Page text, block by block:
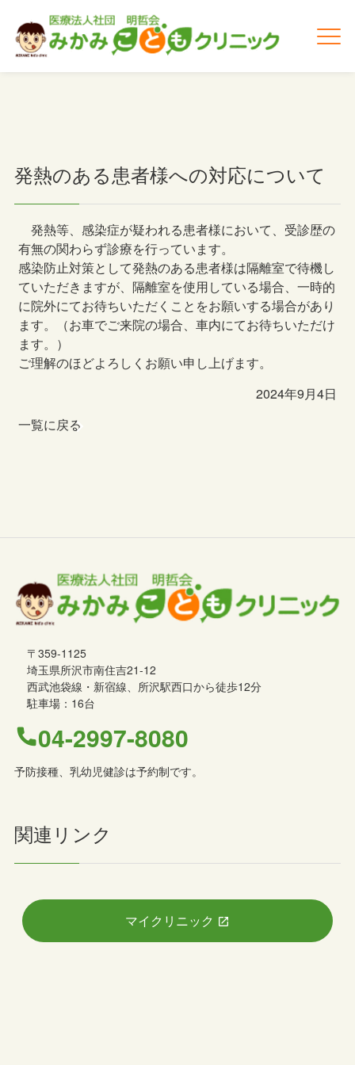
発熱のある患者様への対応について
発熱等、感染症が疑われる患者様において、受診歴の
有無の関わらず診療を行っています。
感染防止対策として発熱のある患者様は隔離室で待機し
ていただきますが、隔離室を使用している場合、一時的
に院外にてお待ちいただくことをお願いする場合があり
ます。（お車でご来院の場合、車内にてお待ちいただけ
ます。）
ご理解のほどよろしくお願い申し上げます。
2024年9月4日
一覧に戻る
〒359-1125
埼玉県所沢市南住吉21-12
西武池袋線・新宿線、所沢駅西口から徒歩12分
駐車場：16台
04-2997-8080
予防接種、乳幼児健診は予約制です。
関連リンク
マイクリニック